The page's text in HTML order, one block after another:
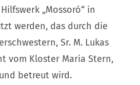
„Mossoró“ in
werden, das durch die
Sr. M. Lukas
vom Kloster Maria Stern,
betreut wird.